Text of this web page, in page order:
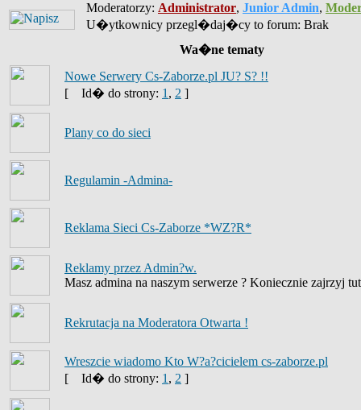
Moderatorzy: Administrator, Junior Admin,
U�ytkownicy przegl�daj�cy to forum: Brak
Wa�ne tematy
Nowe Serwery Cs-Zaborze.pl JU? S? !!
[
Id� do strony: 1 , 2 ]
Plany co do sieci
Regulamin -Admina-
Reklama Sieci Cs-Zaborze *WZ?R*
Reklamy przez Admin?w.
Masz admina na naszym serwerze ? Koniecznie zajrzyj
Rekrutacja na Moderatora Otwarta !
Wreszcie wiadomo Kto W?a?cicielem cs-zaborze.pl
[
Id� do strony: 1 , 2 ]